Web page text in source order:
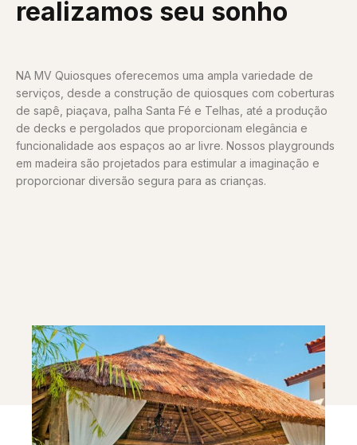
realizamos seu sonho
NA MV Quiosques oferecemos uma ampla variedade de
serviços, desde a construção de quiosques com coberturas
de sapê, piaçava, palha Santa Fé e Telhas, até a produção
de decks e pergolados que proporcionam elegância e
funcionalidade aos espaços ao ar livre. Nossos playgrounds
em madeira são projetados para estimular a imaginação e
proporcionar diversão segura para as crianças.